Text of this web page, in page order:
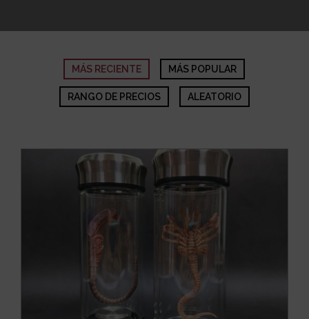
MÁS RECIENTE MÁS POPULAR
RANGO DE PRECIOS ALEATORIO